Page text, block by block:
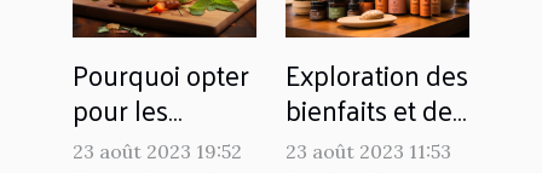
Pourquoi opter
pour les
recettes vegan
23 août 2023 19:52
Exploration des
bienfaits et des
utilisations du
23 août 2023 11:53